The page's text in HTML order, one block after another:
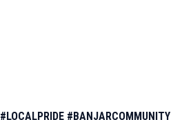
#LOCALPRIDE #BANJARCOMMUNITY